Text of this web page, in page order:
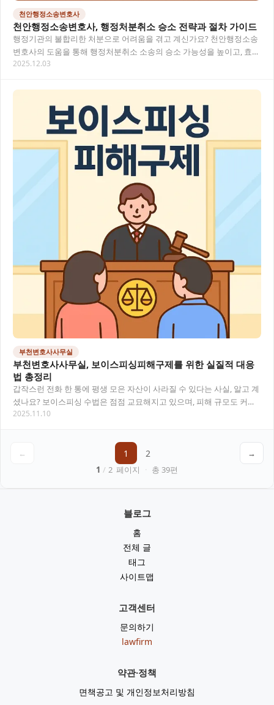
천안행정소송변호사
천안행정소송변호사, 행정처분취소 승소 전략과 절차 가이드
행정기관의 불합리한 처분으로 어려움을 겪고 계신가요? 천안행정소송
변호사의 도움을 통해 행정처분취소 소송의 승소 가능성을 높이고, 효과
적인 대응 전략을 세울 수 있습니다. 복잡한 행…
2025.12.03
부천변호사사무실
부천변호사사무실, 보이스피싱피해구제를 위한 실질적 대응
법 총정리
갑작스런 전화 한 통에 평생 모은 자산이 사라질 수 있다는 사실, 알고 계
셨나요? 보이스피싱 수법은 점점 교묘해지고 있으며, 피해 규모도 커지
고 있어요. 부천 지역에서도 보이스피싱…
2025.11.10
← 1 2
→
1 / 2 페이지 · 총 39편
블로그
홈
전체 글
태그
사이트맵
고객센터
문의하기
lawfirm
약관·정책
면책공고 및 개인정보처리방침